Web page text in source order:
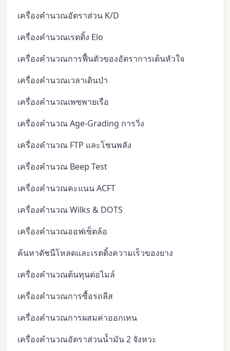
เครื่องคำนวณอัตราส่วน K/D
เครื่องคำนวณเรตติ้ง Elo
เครื่องคำนวณการฟื้นตัวของอัตราการเต้นหัวใจ
เครื่องคำนวณเวลาเดินป่า
เครื่องคำนวณเพซพายเรือ
เครื่องคำนวณ Age-Grading การวิ่ง
เครื่องคำนวณ FTP และโซนพลัง
เครื่องคำนวณ Beep Test
เครื่องคำนวณคะแนน ACFT
เครื่องคำนวณ Wilks & DOTS
เครื่องคำนวณออฟเซ็ตล้อ
ค้นหาดัชนีโหลดและเรตติ้งความเร็วของยาง
เครื่องคำนวณต้นทุนต่อไมล์
เครื่องคำนวณการซื้อรถลีส
เครื่องคำนวณการผสมค่าออกเทน
เครื่องคำนวณอัตราส่วนน้ำมัน 2 จังหวะ